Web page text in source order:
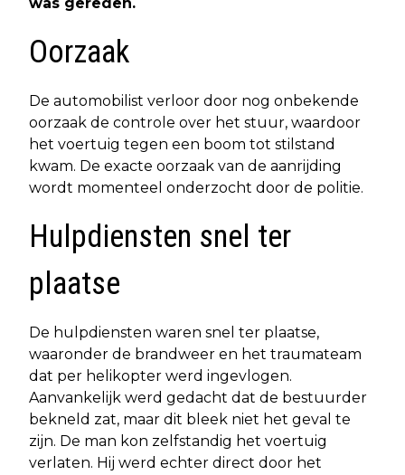
Oorzaak
De automobilist verloor door nog onbekende
oorzaak de controle over het stuur, waardoor
het voertuig tegen een boom tot stilstand
kwam. De exacte oorzaak van de aanrijding
wordt momenteel onderzocht door de politie.
Hulpdiensten snel ter
plaatse
De hulpdiensten waren snel ter plaatse,
waaronder de brandweer en het traumateam
dat per helikopter werd ingevlogen.
Aanvankelijk werd gedacht dat de bestuurder
bekneld zat, maar dit bleek niet het geval te
zijn. De man kon zelfstandig het voertuig
verlaten. Hij werd echter direct door het